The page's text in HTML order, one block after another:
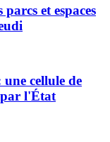
et espaces
une cellule de
par l'État